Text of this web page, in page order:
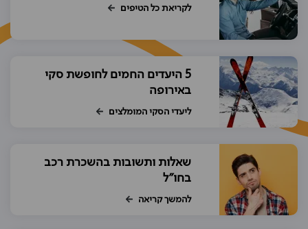
לקריאת כל הטיפים
5 היעדים החמים לחופשת סקי
באירופה
ליעדי הסקי המומלצים
שאלות ותשובות בהשכרת רכב
בחו"ל
להמשך קריאה